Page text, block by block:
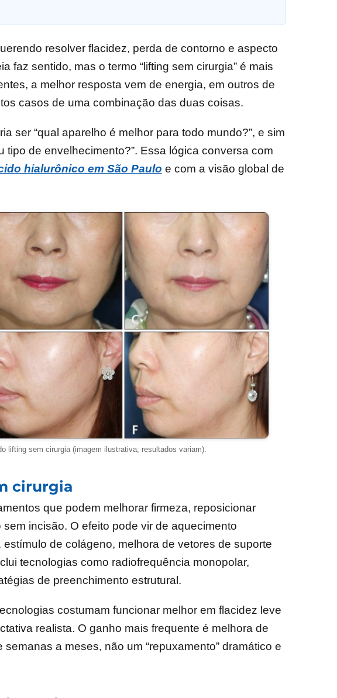
resolver flacidez, perda de contorno e aspecto
faz sentido, mas o termo “lifting sem cirurgia” é mais
a melhor resposta vem de energia, em outros de
casos de uma combinação das duas coisas.
ser “qual aparelho é melhor para todo mundo?”, e sim
tipo de envelhecimento?”. Essa lógica conversa com
hialurônico em São Paulo e com a visão global de
lifting sem cirurgia (imagem ilustrativa; resultados variam).
cirurgia
que podem melhorar firmeza, reposicionar
incisão. O efeito pode vir de aquecimento
de colágeno, melhora de vetores de suporte
tecnologias como radiofrequência monopolar,
de preenchimento estrutural.
costumam funcionar melhor em flacidez leve
realista. O ganho mais frequente é melhora de
a meses, não um “repuxamento” dramático e